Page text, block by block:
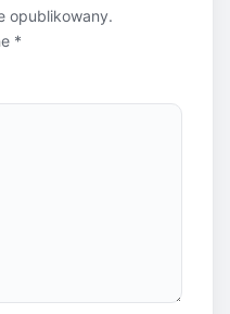
opublikowany.
*